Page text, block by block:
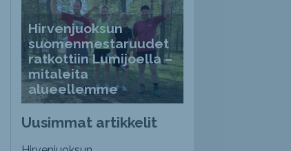
Hirvenjuoksun
suomenmestaruudet
ratkottiin Lumijoella –
mitaleita
alueellemme
Uusimmat artikkelit